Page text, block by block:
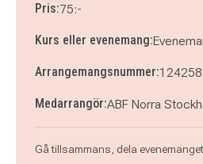
Pris:75:-
Kurs eller evenemang:
Arrangemangsnummer:124258
Medarrangör:ABF Norra
Gå tillsammans, dela